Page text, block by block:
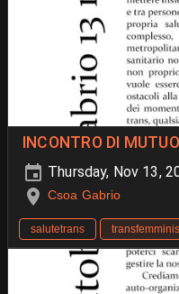
INCONTRO DI
Thursday, Nov 13,
Csoa Gabrio
salutetrans